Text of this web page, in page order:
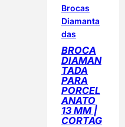
o
p
o
r
p
o
p
u
Brocas
Diamanta
das
BROCA
DIAMAN
TADA
PARA
PORCEL
ANATO
13 MM |
CORTAG